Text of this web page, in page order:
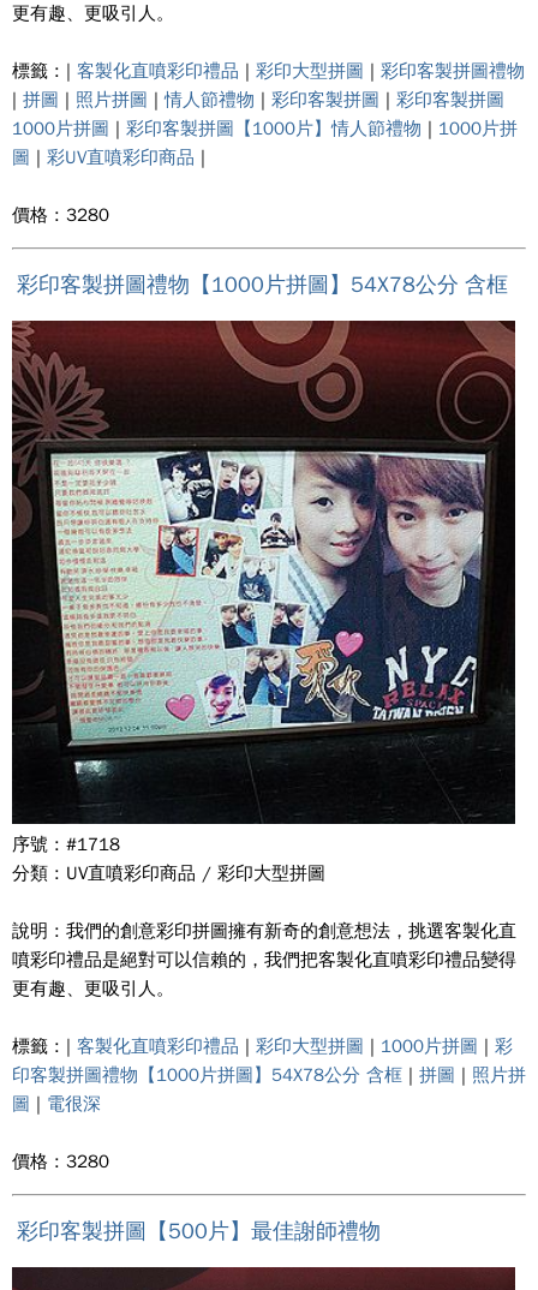
更有趣、更吸引人。
標籤 : | 客製化直噴彩印禮品 | 彩印大型拼圖 | 彩印客製拼圖禮物
| 拼圖 | 照片拼圖 |情人節禮物 | 彩印客製拼圖 | 彩印客製拼圖
1000片拼圖 | 彩印客製拼圖【1000片】情人節禮物 | 1000片拼
圖 | 彩UV直噴彩印商品 |
價格 : 3280
彩印客製拼圖禮物【1000片拼圖】54X78公分 含框
序號 : #1718
分類 : UV直噴彩印商品 / 彩印大型拼圖
說明 : 我們的創意彩印拼圖擁有新奇的創意想法，挑選客製化直
噴彩印禮品是絕對可以信賴的，我們把客製化直噴彩印禮品變得
更有趣、更吸引人。
標籤 : | 客製化直噴彩印禮品 | 彩印大型拼圖 | 1000片拼圖 | 彩
印客製拼圖禮物【1000片拼圖】54X78公分 含框 | 拼圖 | 照片拼
圖 | 電很深
價格 : 3280
彩印客製拼圖【500片】最佳謝師禮物